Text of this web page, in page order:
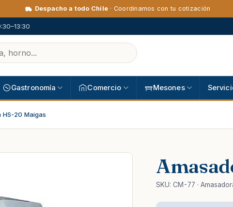
Despacho a todo Chile · Coordinamos con tu cotización
Gastronomía Comercio Mesones
HS-20 Maigas
SKU: CM-77 ·